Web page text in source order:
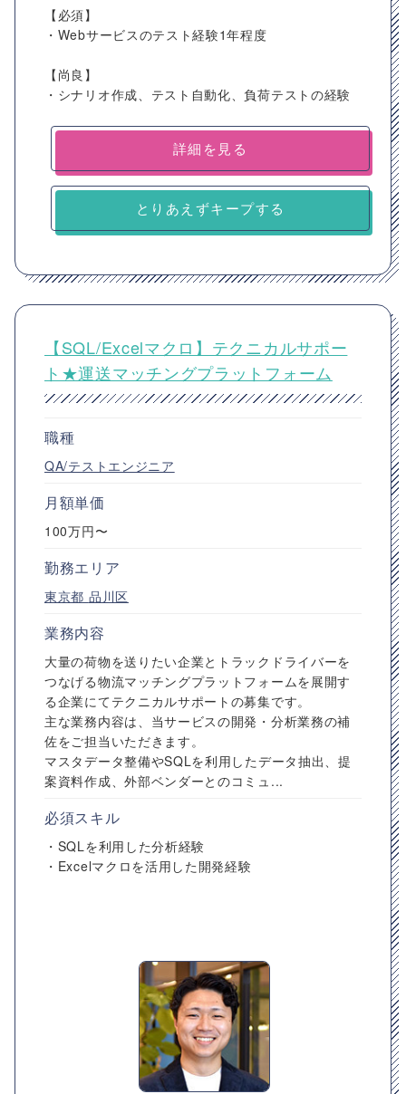
【必須】
・Webサービスのテスト経験1年程度
【尚良】
・シナリオ作成、テスト自動化、負荷テストの経験
詳細を見る
とりあえずキープする
【SQL/Excelマクロ】テクニカルサポー
ト★運送マッチングプラットフォーム
職種
QA/テストエンジニア
月額単価
100万円〜
勤務エリア
東京都 品川区
業務内容
大量の荷物を送りたい企業とトラックドライバーを
つなげる物流マッチングプラットフォームを展開す
る企業にてテクニカルサポートの募集です。
主な業務内容は、当サービスの開発・分析業務の補
佐をご担当いただきます。
マスタデータ整備やSQLを利用したデータ抽出、提
案資料作成、外部ベンダーとのコミュ...
必須スキル
・SQLを利用した分析経験
・Excelマクロを活用した開発経験